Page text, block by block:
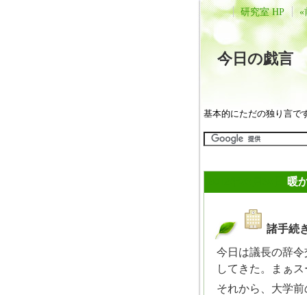
研究室 HP «
今日の戯
基本的にただの独り言で
暖
諸手続
今日は議長の辞
してきた。まぁ
それから、大学